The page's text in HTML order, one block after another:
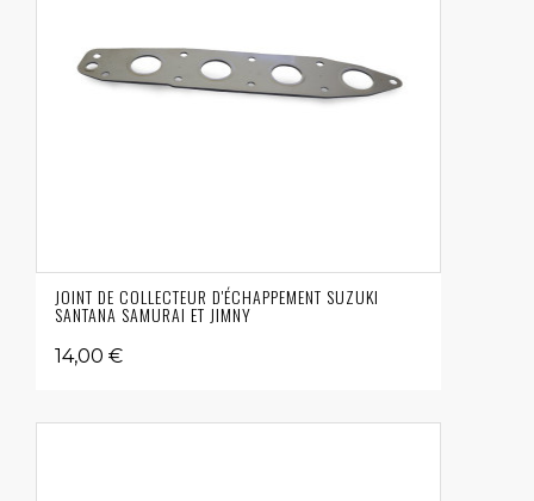
JOINT DE COLLECTEUR D'ÉCHAPPEMENT SUZUKI
SANTANA SAMURAI ET JIMNY
14,00 €